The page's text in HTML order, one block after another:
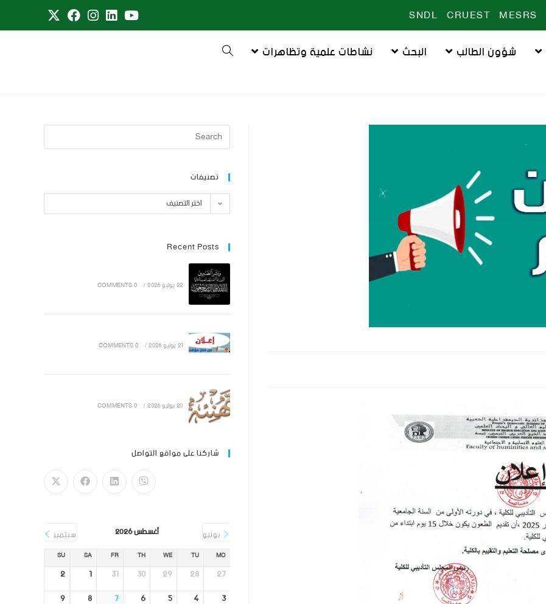
MESRS
CRUEST
SNDL
شؤون الطالب البحث نشاطات علمية وتظاهرات
تصنيفات
اختر التصنيف
Recent Posts
22 يوليو 2026 /
0 COMMENTS
21 يوليو 2026 /
0 COMMENTS
20 يوليو 2026 /
0 COMMENTS
شاركنا على مواقع التواصل
يوليو أغسطس 2026 سبتمبر
MO
TU
WE
TH
FR
SA
SU
27
28
29
30
31
1
2
3
4
5
6
7
8
9